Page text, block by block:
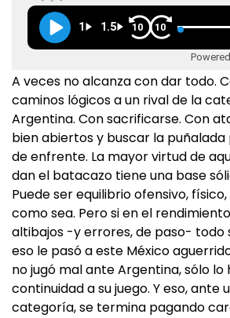
1 1.5 10 10
A veces no alcanza con dar todo.
caminos lógicos a un rival de la
Argentina. Con sacrificarse. Con
bien abiertos y buscar la
de enfrente. La mayor virtud de
dan el batacazo tiene una base
Puede ser equilibrio ofensivo,
como sea. Pero si en el
altibajos -y errores, de paso- todo
eso le pasó a este México
no jugó mal ante Argentina, sólo lo
continuidad a su juego. Y eso, ante
categoría, se termina pagando